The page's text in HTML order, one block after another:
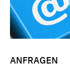
ANFRAGEN